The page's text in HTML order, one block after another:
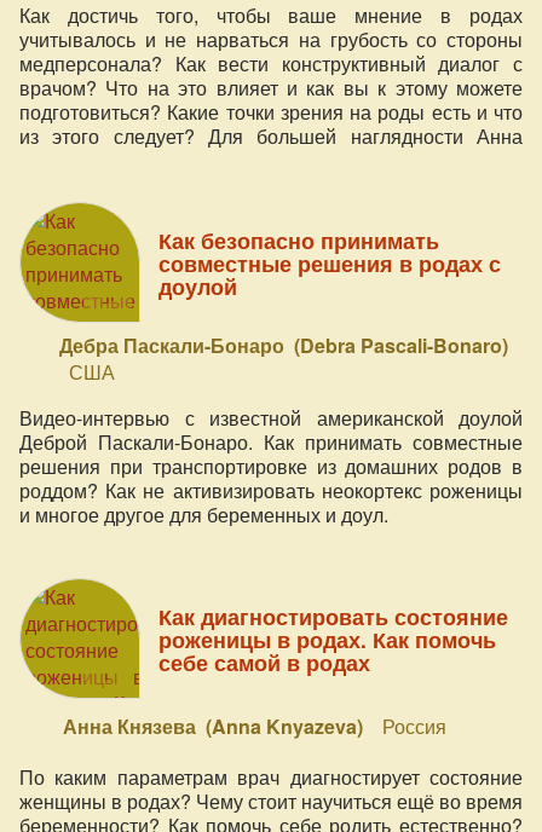
Как достичь того, чтобы ваше мнение в родах
учитывалось и не нарваться на грубость со стороны
медперсонала? Как вести конструктивный диалог с
врачом? Что на это влияет и как вы к этому можете
подготовиться? Какие точки зрения на роды есть и что
из этого следует? Для большей наглядности Анна
семья!» - осветит эти вопросы с разных ракурсов.
Как безопасно принимать
совместные решения в родах с
доулой
Дебра Паскали-Бонаро (Debra Pascali-Bonaro)
США
Видео-интервью с известной американской доулой
Деброй Паскали-Бонаро. Как принимать совместные
решения при транспортировке из домашних родов в
роддом? Как не активизировать неокортекс роженицы
и многое другое для беременных и доул.
Как диагностировать состояние
роженицы в родах. Как помочь
себе самой в родах
Анна Князева (Anna Knyazeva)
Россия
По каким параметрам врач диагностирует состояние
женщины в родах? Чему стоит научиться ещё во время
беременности? Как помочь себе родить естественно?